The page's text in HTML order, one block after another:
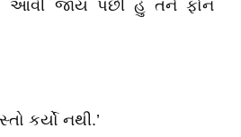
આવી જાય પછી હું તને ફોન
કર્યો નથી.’